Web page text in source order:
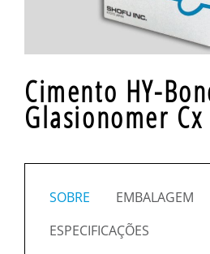
Cimento HY-
Glasionomer
SOBRE
EMBALAGEM
ESPECIFICAÇÕES